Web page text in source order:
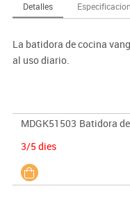
Detalles
La batidora de cocina
al uso diario.
MDGK51503 Batidora
3/5 dies